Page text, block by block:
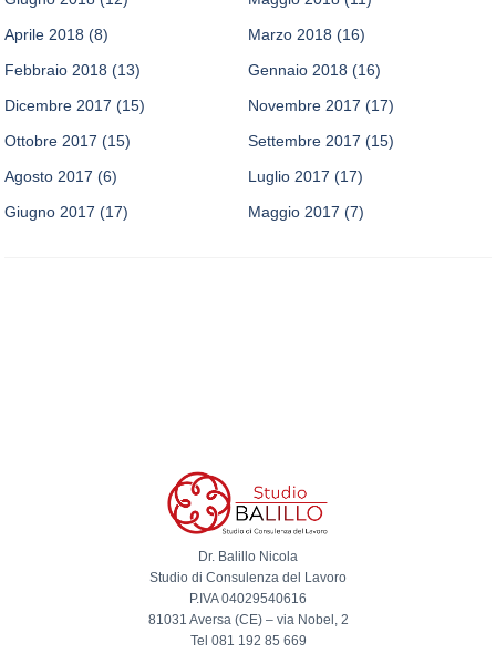
Aprile 2018 (8) Marzo 2018 (16)
Febbraio 2018 (13) Gennaio 2018 (16)
Dicembre 2017 (15) Novembre 2017 (17)
Ottobre 2017 (15) Settembre 2017 (15)
Agosto 2017 (6) Luglio 2017 (17)
Giugno 2017 (17) Maggio 2017 (7)
Dr. Balillo Nicola
Studio di Consulenza del Lavoro
P.IVA 04029540616
81031 Aversa (CE) – via Nobel, 2
Tel 081 192 85 669